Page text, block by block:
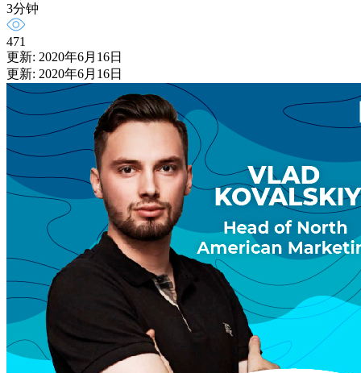
3分钟
471
更新: 2020年6月16日
更新: 2020年6月16日